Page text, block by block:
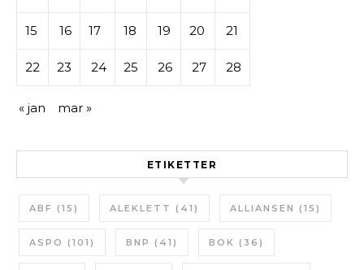
15 16 17 18 19 20 21
22 23 24 25 26 27 28
« jan mar »
ETIKETTER
ABF (15) ALEKLETT (41) ALLIANSEN (15)
ASPO (101) BNP (41) BOK (36)